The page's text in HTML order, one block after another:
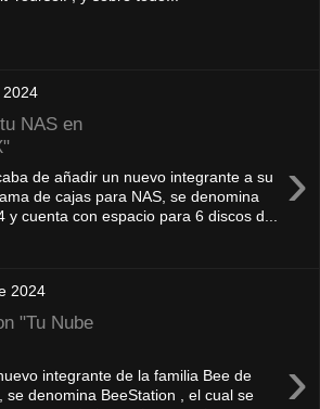
2024
NAS en
›
de añadir un nuevo integrante a su
de cajas para NAS, se denomina
y cuenta con espacio para 6 discos d...
2024
"Tu Nube
›
integrante de la familia Bee de
se denomina BeeStation , el cual se